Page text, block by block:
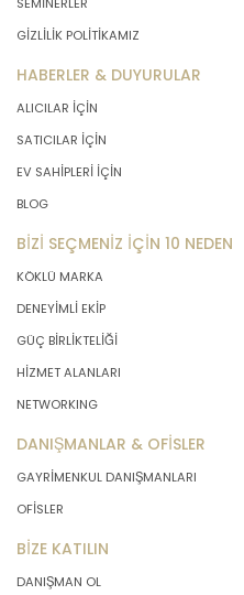
SEMİNERLER
GİZLİLİK POLİTİKAMIZ
HABERLER & DUYURULAR
ALICILAR İÇİN
SATICILAR İÇİN
EV SAHİPLERİ İÇİN
BLOG
BİZİ SEÇMENİZ İÇİN 10 NEDEN
KÖKLÜ MARKA
DENEYİMLİ EKİP
GÜÇ BİRLİKTELİĞİ
HİZMET ALANLARI
NETWORKING
DANIŞMANLAR & OFİSLER
GAYRİMENKUL DANIŞMANLARI
OFİSLER
BİZE KATILIN
DANIŞMAN OL